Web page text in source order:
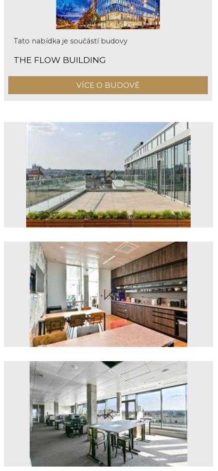
Tato nabídka je součástí budovy
THE FLOW BUILDING
VÍCE O BUDOVĚ